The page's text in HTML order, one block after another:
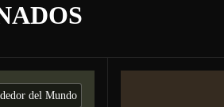
del Mundo